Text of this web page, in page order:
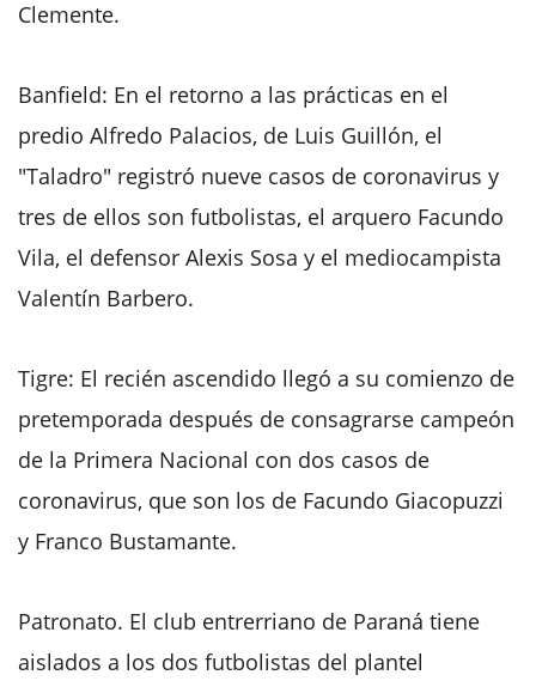
Clemente.
Banfield: En el retorno a las prácticas en el
predio Alfredo Palacios, de Luis Guillón, el
"Taladro" registró nueve casos de coronavirus y
tres de ellos son futbolistas, el arquero Facundo
Vila, el defensor Alexis Sosa y el mediocampista
Valentín Barbero.
Tigre: El recién ascendido llegó a su comienzo de
pretemporada después de consagrarse campeón
de la Primera Nacional con dos casos de
coronavirus, que son los de Facundo Giacopuzzi
y Franco Bustamante.
Patronato. El club entrerriano de Paraná tiene
aislados a los dos futbolistas del plantel